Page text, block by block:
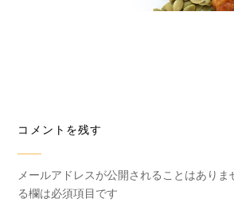
コメントを残す
メールアドレスが公開されることはありま
る欄は必須項目です